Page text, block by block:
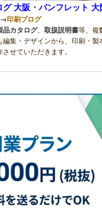
グ 大阪 ・パンフレット 大
印刷ブログ
品カタログ、取扱説明書等、複
編集・デザインから、印刷・製
せていただきます。